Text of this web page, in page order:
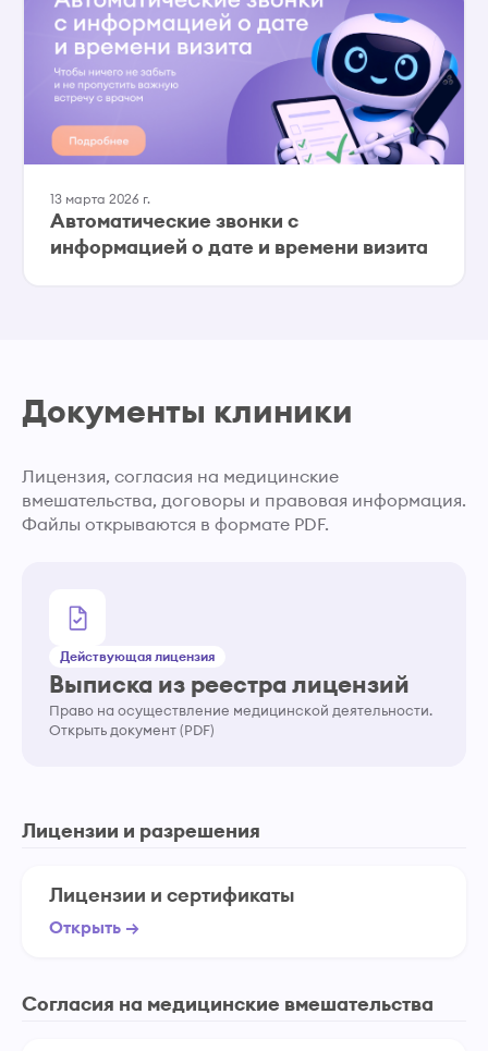
13 марта 2026 г.
Автоматические звонки с
информацией о дате и времени визита
Документы клиники
Лицензия, согласия на медицинские
вмешательства, договоры и правовая информация.
Файлы открываются в формате PDF.
Действующая лицензия
Выписка из реестра лицензий
Право на осуществление медицинской деятельности.
Открыть документ (PDF)
Лицензии и разрешения
Лицензии и сертификаты
Открыть →
Согласия на медицинские вмешательства